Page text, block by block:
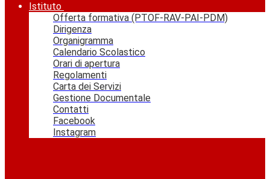
Istituto
Offerta formativa (PTOF-RAV-PAI-PDM)
Dirigenza
Organigramma
Calendario Scolastico
Orari di apertura
Regolamenti
Carta dei Servizi
Gestione Documentale
Contatti
Facebook
Instagram